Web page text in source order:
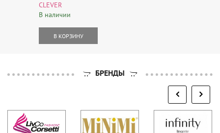
CLEVER
В наличии
В КОРЗИНУ
БРЕНДЫ